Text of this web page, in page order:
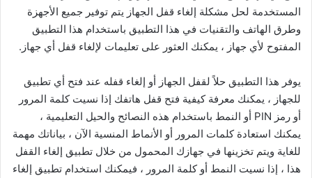
المستخدمة لحل مشكلة إلغاء قفل الجهاز يتم توفير جميع الأجهزة
وطرق الهاتف والتقنيات في هذا التطبيق باستخدام هذا التطبيق
المفتوح لأي جهاز ، يمكنك العثور على تعليمات لإلغاء قفل أي جهاز.
يوفر هذا التطبيق حلاً لقفل الجهاز أو إلغاء قفله عند فتح أي تطبيق
للجهاز ، يمكنك معرفة كيفية فتح قفل هاتفك إذا نسيت كلمة المرور
أو رمز PIN أو النمط باستخدام هذه النصائح والحيل التعليمية ،
يمكنك استعادة كلمات المرور أو الأنماط المنسية الآن ، بياناتك مهمة
للغاية ويتم تخزينها في جهازك المحمول من خلال تطبيق إلغاء القفل
هذا ، إذا نسيت النمط أو كلمة المرور ، فيمكنك استخدام تطبيق إلغاء